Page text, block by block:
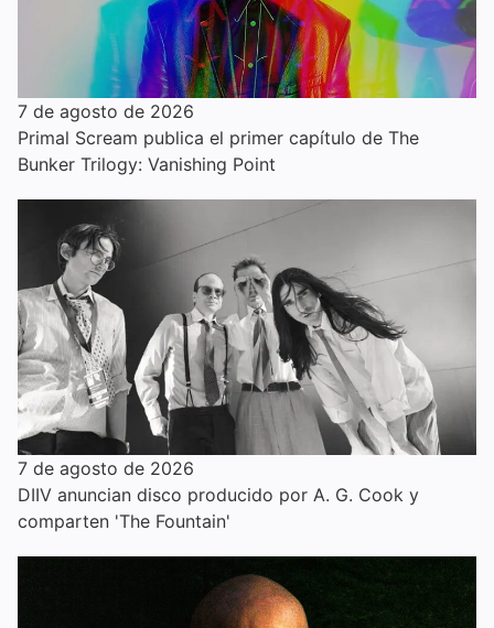
7 de agosto de 2026
Primal Scream publica el primer capítulo de The
Bunker Trilogy: Vanishing Point
7 de agosto de 2026
DIIV anuncian disco producido por A. G. Cook y
comparten 'The Fountain'